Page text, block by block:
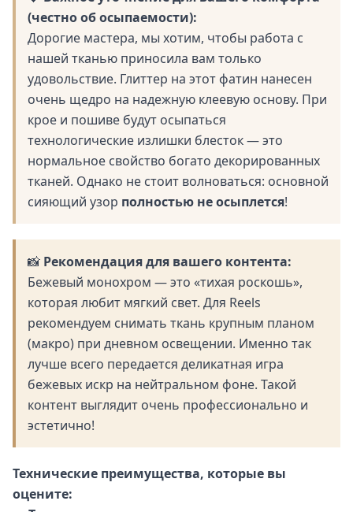
(честно об осыпаемости):
Дорогие мастера, мы хотим, чтобы работа с
нашей тканью приносила вам только
удовольствие. Глиттер на этот фатин нанесен
очень щедро на надежную клеевую основу. При
крое и пошиве будут осыпаться
технологические излишки блесток — это
нормальное свойство богато декорированных
тканей. Однако не стоит волноваться: основной
сияющий узор полностью не осыплется!
📸 Рекомендация для вашего контента:
Бежевый монохром — это «тихая роскошь»,
которая любит мягкий свет. Для Reels
рекомендуем снимать ткань крупным планом
(макро) при дневном освещении. Именно так
лучше всего передается деликатная игра
бежевых искр на нейтральном фоне. Такой
контент выглядит очень профессионально и
эстетично!
Технические преимущества, которые вы
оцените: